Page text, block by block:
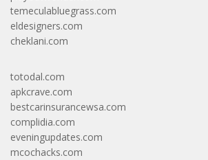
temeculabluegrass.com
eldesigners.com
cheklani.com
totodal.com
apkcrave.com
bestcarinsurancewsa.com
complidia.com
eveningupdates.com
mcochacks.com